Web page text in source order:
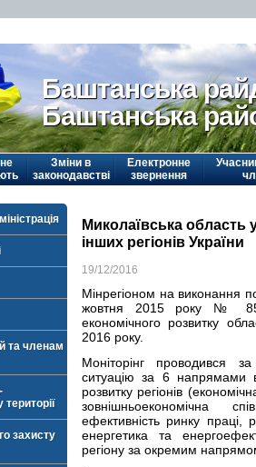
Баштанська
Баштанська
Зміни в
законодавстві
Електронне
звернення
та членам
захисту
Миколаївська область
інших регіонів України
19/12/2016
Мінрегіоном на виконання
жовтня 2015 року №
економічного розвитку
2016 року.
Моніторінг проводився
ситуацію за 6 напрямами
розвитку регіонів
зовнішньоекономічна
ефективність ринку праці,
енергетика та
регіону за окремим